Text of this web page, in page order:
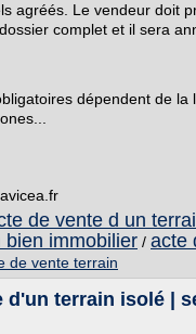
agréés. Le vendeur doit
complet et il sera
dépendent de la
de vente d un
bien immobilier / acte
de vente terrain
d'un terrain isolé |